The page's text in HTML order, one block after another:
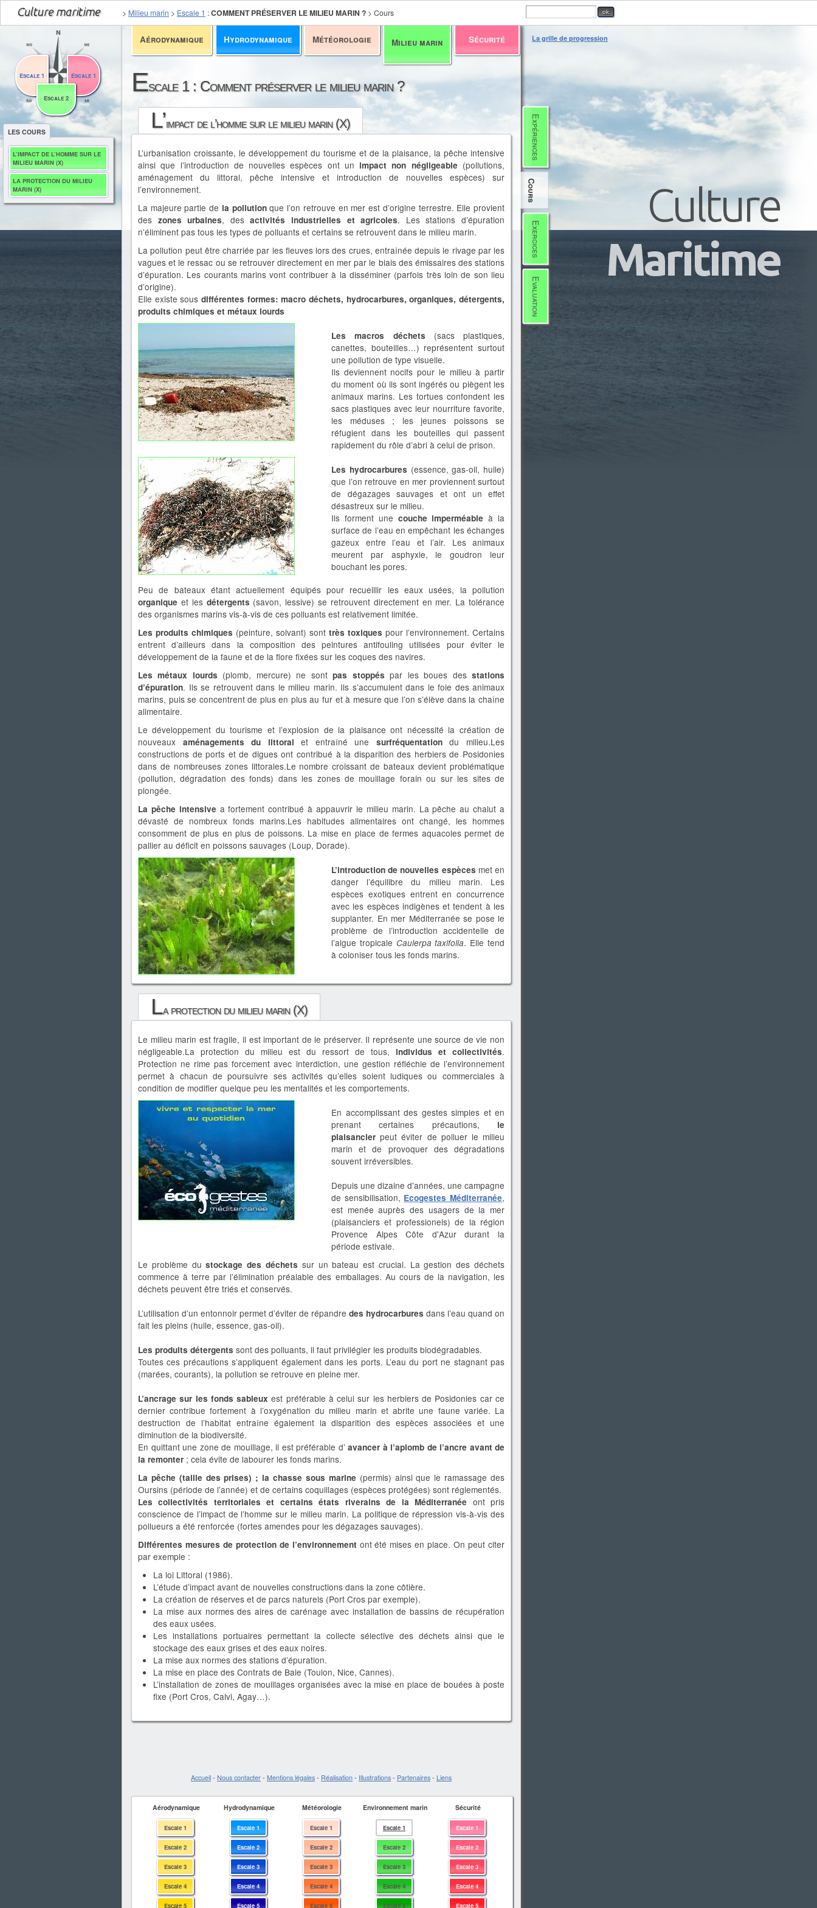
Aérodynamique Hydrodynamique Météorologie Milieu marin Sécurité
> Milieu marin > Escale 1 :COMMENT PRÉSERVER LE MILIEU MARIN ? > Cours
La grille de progression
Expériences
Cours
Exercices
Evaluation
Escale 1 : Comment préserver le milieu marin ?
L’impact de l’homme sur le milieu marin (X)
L’urbanisation croissante, le développement du tourisme et de la plaisance, la pêche intensive
ainsi que l’introduction de nouvelles espèces ont un impact non négligeable (pollutions,
aménagement du littoral, pêche intensive et introduction de nouvelles espèces) sur
l’environnement.
La majeure partie de la pollutionque l’on retrouve en mer est d’origine terrestre. Elle provient
des zones urbaines, desactivités industrielles et agricoles. Les stations d’épuration
n’éliminent pas tous les types de polluants et certains se retrouvent dans le milieu marin.
La pollution peut être charriée par les fleuves lors des crues, entraînée depuis le rivage par les
vagues et le ressac ou se retrouver directement en mer par le biais des émissaires des stations
d’épuration. Les courants marins vont contribuer à la disséminer (parfois très loin de son lieu
d’origine).
Elle existe sous différentes formes: macro déchets, hydrocarbures, organiques, détergents,
produits chimiques et métaux lourds
Les macros déchets (sacs plastiques,
canettes, bouteilles…) représentent surtout
une pollution de type visuelle.
Ils deviennent nocifs pour le milieu à partir
du moment où ils sont ingérés ou piègent les
animaux marins. Les tortues confondent les
sacs plastiques avec leur nourriture favorite,
les méduses ; les jeunes poissons se
réfugient dans les bouteilles qui passent
rapidement du rôle d’abri à celui de prison.
Les hydrocarbures (essence, gas-oil, huile)
que l’on retrouve en mer proviennent surtout
de dégazages sauvages et ont un effet
désastreux sur le milieu.
Ils forment une couche imperméableà la
surface de l’eau en empêchant les échanges
gazeux entre l’eau et l’air. Les animaux
meurent par asphyxie, le goudron leur
bouchant les pores.
Peu de bateaux étant actuellement équipés pour recueillir les eaux usées, la pollution
organique et les détergents (savon, lessive) se retrouvent directement en mer. La tolérance
des organismes marins vis-à-vis de ces polluants est relativement limitée.
Les produits chimiques (peinture, solvant) sont très toxiques pour l’environnement. Certains
entrent d’ailleurs dans la composition des peintures antifouling utilisées pour éviter le
développement de la faune et de la flore fixées sur les coques des navires.
Les métaux lourds (plomb, mercure) ne sontpas stoppéspar les boues desstations
d’épuration. Ils se retrouvent dans le milieu marin. Ils s’accumulent dans le foie des animaux
marins, puis se concentrent de plus en plus au fur et à mesure que l’on s’élève dans la chaîne
alimentaire.
Le développement du tourisme et l’explosion de la plaisance ont nécessité la création de
nouveaux aménagements du littoralet entraîné une surfréquentationdu milieu.Les
constructions de ports et de digues ont contribué à la disparition des herbiers de Posidonies
dans de nombreuses zones littorales.Le nombre croissant de bateaux devient problématique
(pollution, dégradation des fonds) dans les zones de mouillage forain ou sur les sites de
plongée.
La pêche intensive a fortement contribué à appauvrir le milieu marin. La pêche au chalut a
dévasté de nombreux fonds marins.Les habitudes alimentaires ont changé, les hommes
consomment de plus en plus de poissons. La mise en place de fermes aquacoles permet de
pallier au déficit en poissons sauvages (Loup, Dorade).
L’introduction de nouvelles espèces met en
danger l’équilibre du milieu marin. Les
espèces exotiques entrent en concurrence
avec les espèces indigènes et tendent à les
supplanter. En mer Méditerranée se pose le
problème de l’introduction accidentelle de
l’algue tropicale Caulerpa taxifolia. Elle tend
à coloniser tous les fonds marins.
La protection du milieu marin (X)
Le milieu marin est fragile, il est important de le préserver. Il représente une source de vie non
négligeable.La protection du milieu est du ressort de tous, individus et collectivités.
Protection ne rime pas forcement avec interdiction, une gestion réfléchie de l’environnement
permet à chacun de poursuivre ses activités qu’elles soient ludiques ou commerciales à
condition de modifier quelque peu les mentalités et les comportements.
En accomplissant des gestes simples et en
prenant certaines précautions, le
plaisancierpeut éviter de polluer le milieu
marin et de provoquer des dégradations
souvent irréversibles.
Depuis une dizaine d'années, une campagne
de sensibilisation, Ecogestes Méditerranée,
est menée auprès des usagers de la mer
(plaisanciers et professionels) de la région
Provence Alpes Côte d'Azur durant la
période estivale.
Le problème dustockage des déchets sur un bateau est crucial. La gestion des déchets
commence à terre par l’élimination préalable des emballages. Au cours de la navigation, les
déchets peuvent être triés et conservés.
L’utilisation d’un entonnoir permet d’éviter de répandre des hydrocarbures dans l’eau quand on
fait les pleins (huile, essence, gas-oil).
Les produits détergents sont des polluants, il faut privilégier les produits biodégradables.
Toutes ces précautions s’appliquent également dans les ports. L’eau du port ne stagnant pas
(marées, courants), la pollution se retrouve en pleine mer.
L’ancrage sur les fonds sableuxest préférable à celui sur les herbiers de Posidonies car ce
dernier contribue fortement à l’oxygénation du milieu marin et abrite une faune variée. La
destruction de l’habitat entraîne également la disparition des espèces associées et une
diminution de la biodiversité.
En quittant une zone de mouillage, il est préférable d’ avancer à l’aplomb de l’ancre avant de
la remonter ; cela évite de labourer les fonds marins.
La pêche (taille des prises) ; la chasse sous marine (permis) ainsi que le ramassage des
Oursins (période de l’année) et de certains coquillages (espèces protégées) sont réglementés.
Les collectivités territoriales et certains états riverains de la Méditerranée ont pris
conscience de l’impact de l’homme sur le milieu marin. La politique de répression vis-à-vis des
pollueurs a été renforcée (fortes amendes pour les dégazages sauvages).
Différentes mesures de protection de l’environnement ont été mises en place. On peut citer
par exemple :
La loi Littoral (1986).
L’étude d’impact avant de nouvelles constructions dans la zone côtière.
La création de réserves et de parcs naturels (Port Cros par exemple).
La mise aux normes des aires de carénage avec installation de bassins de récupération
des eaux usées.
Les installations portuaires permettant la collecte sélective des déchets ainsi que le
stockage des eaux grises et des eaux noires.
La mise aux normes des stations d’épuration.
La mise en place des Contrats de Baie (Toulon, Nice, Cannes).
L’installation de zones de mouillages organisées avec la mise en place de bouées à poste
fixe (Port Cros, Calvi, Agay…).
LES COURS
L’IMPACT DE L’HOMME SUR LE
MILIEU MARIN (X)
LA PROTECTION DU MILIEU
MARIN (X)
Aérodynamique
Escale 1
Escale 2
Escale 3
Escale 4
Escale 5
Hydrodynamique
Escale 1
Escale 2
Escale 3
Escale 4
Escale 5
Météorologie
Escale 1
Escale 2
Escale 3
Escale 4
Escale 5
Environnement marin
Escale 1
Escale 2
Escale 3
Escale 4
Escale 5
Sécurité
Escale 1
Escale 2
Escale 3
Escale 4
Escale 5
Accueil - Nous contacter - Mentions légales - Réalisation - Illustrations - Partenaires - Liens
Escale 1
Escale 1
Escale 2